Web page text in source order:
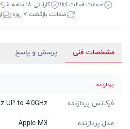
ضمانت اصالت کالا گارانتی ۱۸ ماهه شرکتی
ضمانت بازگشت ۷ روزه
مشخصات فنی پرسش و پاسخ
پردازنده
فرکانس پردازنده UP to 4.0GHz
مدل پردازنده Apple M3